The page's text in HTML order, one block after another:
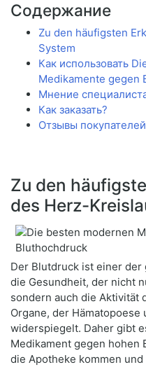
Содержание
Zu den häufigsten
System
Как использовать
Medikamente gegen
Мнение
Как заказать?
Отзывы покупателей
Zu den
des Herz-
Der Blutdruck ist einer
die Gesundheit, der nicht
sondern auch die Aktivität
Organe, der
widerspiegelt. Daher gibt
Medikament gegen hohen
die Apotheke kommen